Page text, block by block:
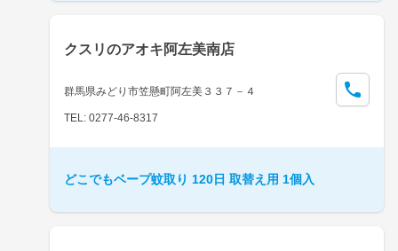
クスリのアオキ阿左美南店
群馬県みどり市笠懸町阿左美３３７－４
TEL: 0277-46-8317
どこでもベープ蚊取り 120日 取替え用 1個入